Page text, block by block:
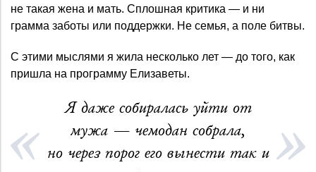
не такая жена и мать. Сплошная критика — и ни
грамма заботы или поддержки. Не семья, а поле битвы.
С этими мыслями я жила несколько лет — до того, как
пришла на программу Елизаветы.
Я даже собиралась уйти от
мужа — чемодан собрала,
но через порог его вынести так и